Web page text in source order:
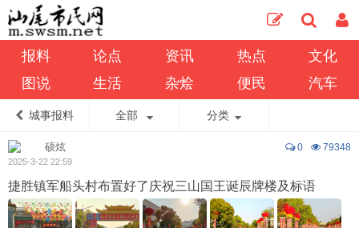
报料 论点 资讯 热点
文化
图说
生活 杂烩 便民 汽车
城事报料 全部 分类
0 79348
硕炫
2025-3-22 22:59
捷胜镇军船头村布置好了庆祝三山国王诞辰牌楼及标语